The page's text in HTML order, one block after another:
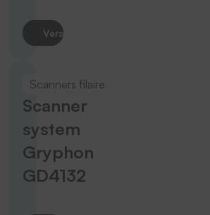
Vers le produit
Scanners filaire
Scanner
system
Gryphon
GD4132